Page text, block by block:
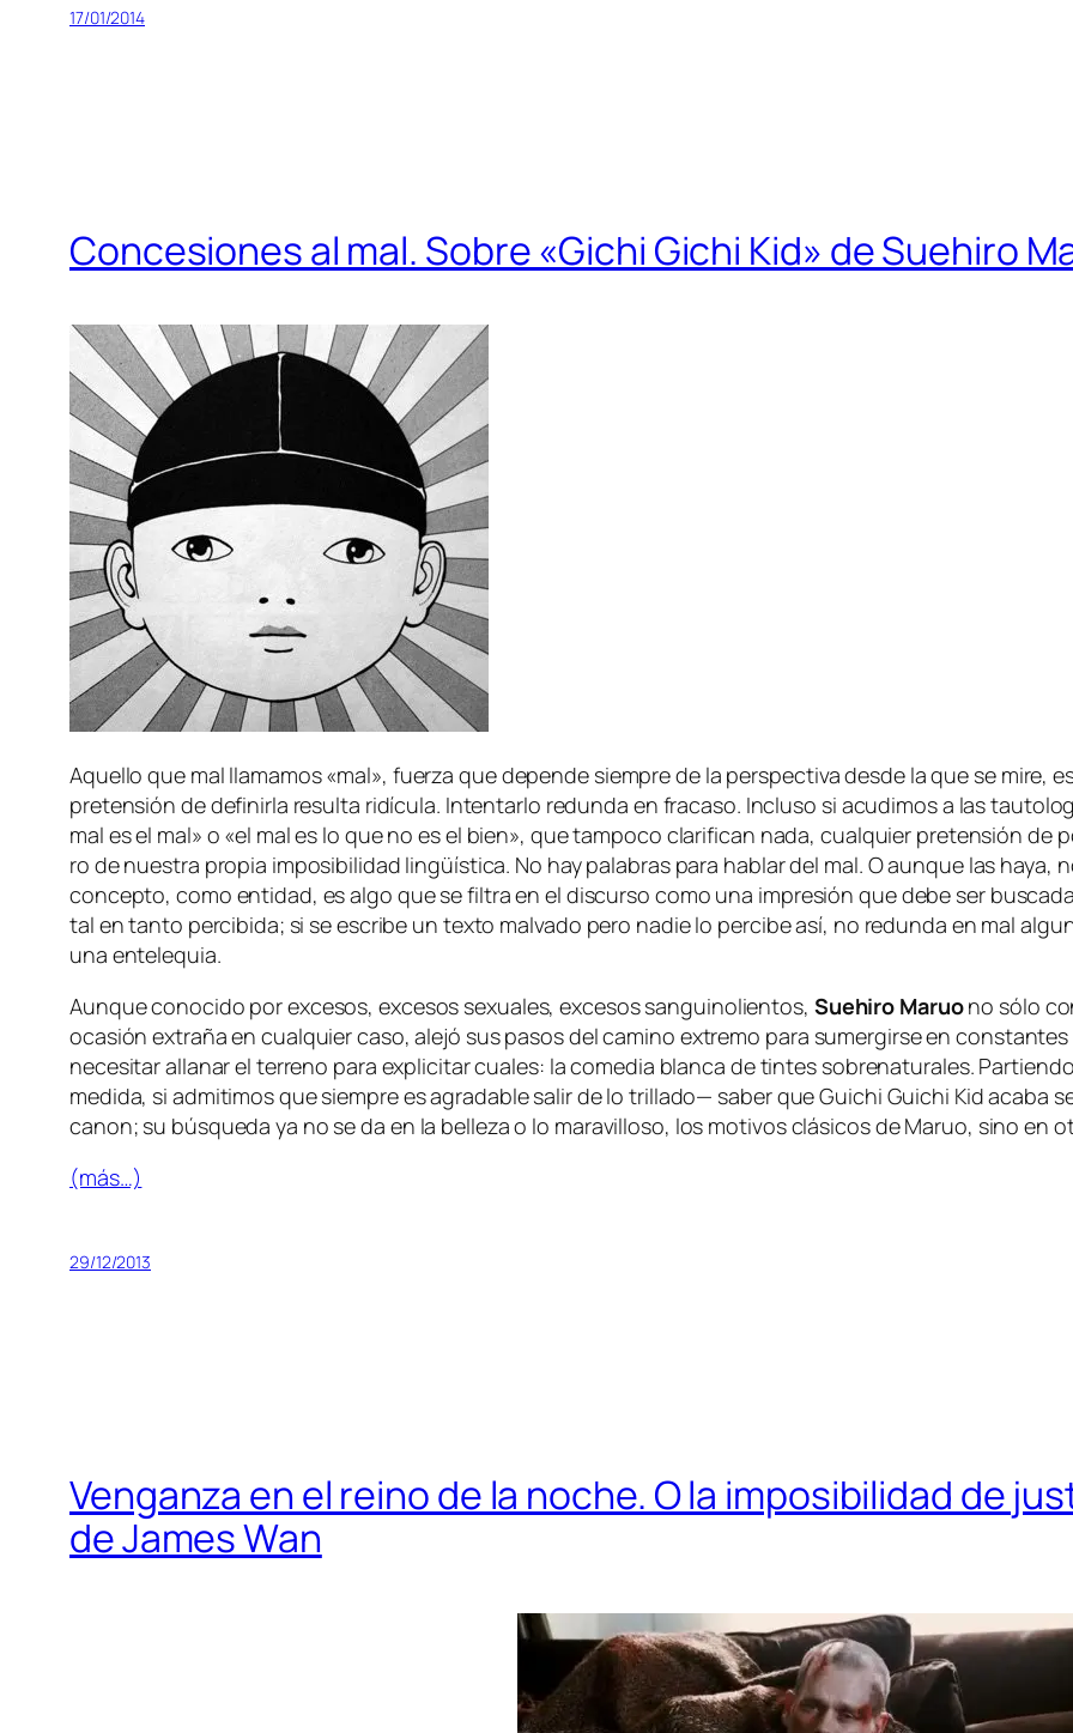
17/01/2014
Concesiones al mal. Sobre «Gichi Gichi Kid» de Suehiro
Aquello que mal lla­ma­mos «mal», fuer­za que de­pen­de siem­pre de la pers­pec­ti­va des­de la que se mi­re,
pre­ten­sión de de­fi­nir­la re­sul­ta ri­dí­cu­la. Intentarlo re­dun­da en fra­ca­so. Incluso si acu­di­mos a las
mal es el mal» o «el mal es lo que no es el bien», que tam­po­co cla­ri­fi­can na­da, cual­quier pre­ten­sión
ro de nues­tra pro­pia im­po­si­bi­li­dad lin­güís­ti­ca. No hay pa­la­bras pa­ra ha­blar del mal. O aun­que las ha­ya,
con­cep­to, co­mo en­ti­dad, es al­go que se fil­tra en el dis­cur­so co­mo una im­pre­sión que de­be ser
tal en tan­to per­ci­bi­da; si se es­cri­be un tex­to mal­va­do pe­ro na­die lo per­ci­be así, no re­dun­da en mal
una entelequia.
Aunque co­no­ci­do por ex­ce­sos, ex­ce­sos se­xua­les, ex­ce­sos san­gui­no­lien­tos, Suehiro Maruono só­lo
oca­sión ex­tra­ña en cual­quier ca­so, ale­jó sus pa­sos del ca­mino ex­tre­mo pa­ra su­mer­gir­se en
ne­ce­si­tar alla­nar el te­rreno pa­ra ex­pli­ci­tar cua­les: la co­me­dia blan­ca de tin­tes so­bre­na­tu­ra­les.
me­di­da, si ad­mi­ti­mos que siem­pre es agra­da­ble sa­lir de lo tri­lla­do— sa­ber queGuichi Guichi Kidaca­ba
ca­non; su bús­que­da ya no se da en la be­lle­za o lo ma­ra­vi­llo­so, los mo­ti­vos clá­si­cos de Maruo, sino en
(más…)
29/12/2013
Venganza en el reino de la noche. O la imposibilidad de
de James Wan